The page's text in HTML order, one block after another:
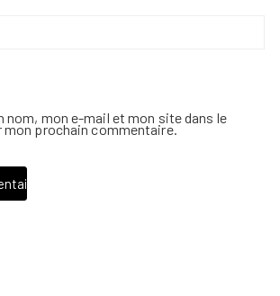
nom, mon e-mail et mon site dans le
mon prochain commentaire.